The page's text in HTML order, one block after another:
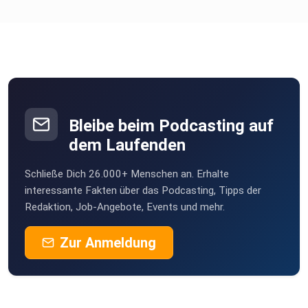
Autoren bzw. Buch-Lesungen.
deiner Wahl
abonnieren. Sobald es eine neue Folge gibt, wird diese zum
anhören bereitgestellt. Alle Einzelheiten und Informationen
unter
https://meinelesung.de.
Bleibe beim Podcasting auf
dem Laufenden
Schließe Dich 26.000+ Menschen an. Erhalte
interessante Fakten über das Podcasting, Tipps der
Redaktion, Job-Angebote, Events und mehr.
Zur Anmeldung